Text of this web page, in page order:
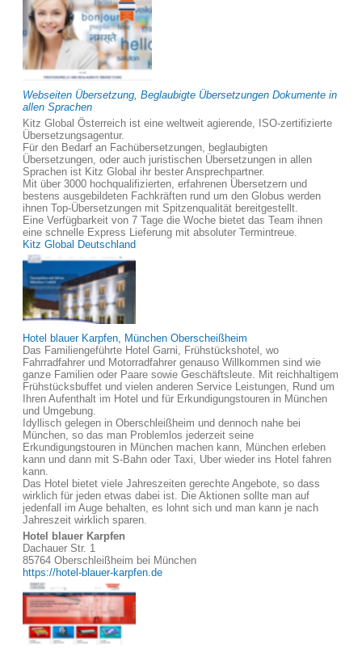
Webseiten Übersetzung, Beglaubigte Übersetzungen Dokumente in
allen Sprachen
Kitz Global Österreich ist eine weltweit agierende, ISO-zertifizierte
Übersetzungsagentur.
Für den Bedarf an Fachübersetzungen, beglaubigten
Übersetzungen, oder auch juristischen Übersetzungen in allen
Sprachen ist Kitz Global ihr bester Ansprechpartner.
Mit über 3000 hochqualifizierten, erfahrenen Übersetzern und
bestens ausgebildeten Fachkräften rund um den Globus werden
ihnen Top-Übersetzungen mit Spitzenqualität bereitgestellt.
Eine Verfügbarkeit von 7 Tage die Woche bietet das Team ihnen
eine schnelle Express Lieferung mit absoluter Termintreue.
Kitz Global Deutschland
Hotel blauer Karpfen, München Oberscheißheim
Das Familiengeführte Hotel Garni, Frühstückshotel, wo
Fahrradfahrer und Motorradfahrer genauso Willkommen sind wie
ganze Familien oder Paare sowie Geschäftsleute. Mit reichhaltigem
Frühstücksbuffet und vielen anderen Service Leistungen, Rund um
Ihren Aufenthalt im Hotel und für Erkundigungstouren in München
und Umgebung.
Idyllisch gelegen in Oberschleißheim und dennoch nahe bei
München, so das man Problemlos jederzeit seine
Erkundigungstouren in München machen kann, München erleben
kann und dann mit S-Bahn oder Taxi, Uber wieder ins Hotel fahren
kann.
Das Hotel bietet viele Jahreszeiten gerechte Angebote, so dass
wirklich für jeden etwas dabei ist. Die Aktionen sollte man auf
jedenfall im Auge behalten, es lohnt sich und man kann je nach
Jahreszeit wirklich sparen.
Hotel blauer Karpfen
Dachauer Str. 1
85764 Oberschleißheim bei München
https://hotel-blauer-karpfen.de